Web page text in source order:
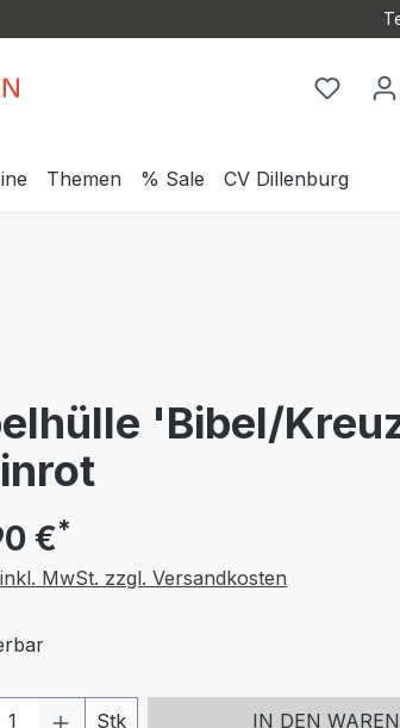
Du
Themen % Sale CV Dillenburg
'Bibel/
€*
MwSt. zzgl. Versandkosten
Anzahl: Gib den
Stk IN DEN